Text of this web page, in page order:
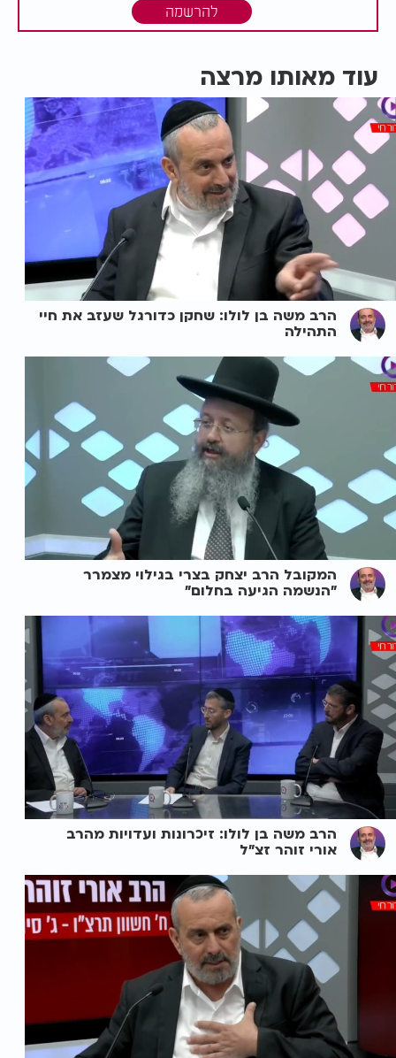
להרשמה
עוד מאותו מרצה
הרב משה בן לולו: שחקן כדורגל שעזב את חיי
התהילה
המקובל הרב יצחק בצרי בגילוי מצמרר
"הנשמה הגיעה בחלום"
הרב משה בן לולו: זיכרונות ועדויות מהרב
אורי זוהר זצ"ל